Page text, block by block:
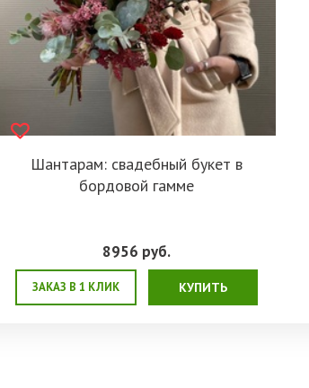
Шантарам: свадебный букет в
бордовой гамме
8956 руб.
ЗАКАЗ В 1 КЛИК КУПИТЬ